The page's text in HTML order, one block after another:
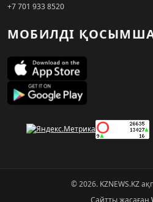
+7 701 933 8520
МОБИЛДІ
© 2026. KZNEWS.KZ
Сайтты жасаған